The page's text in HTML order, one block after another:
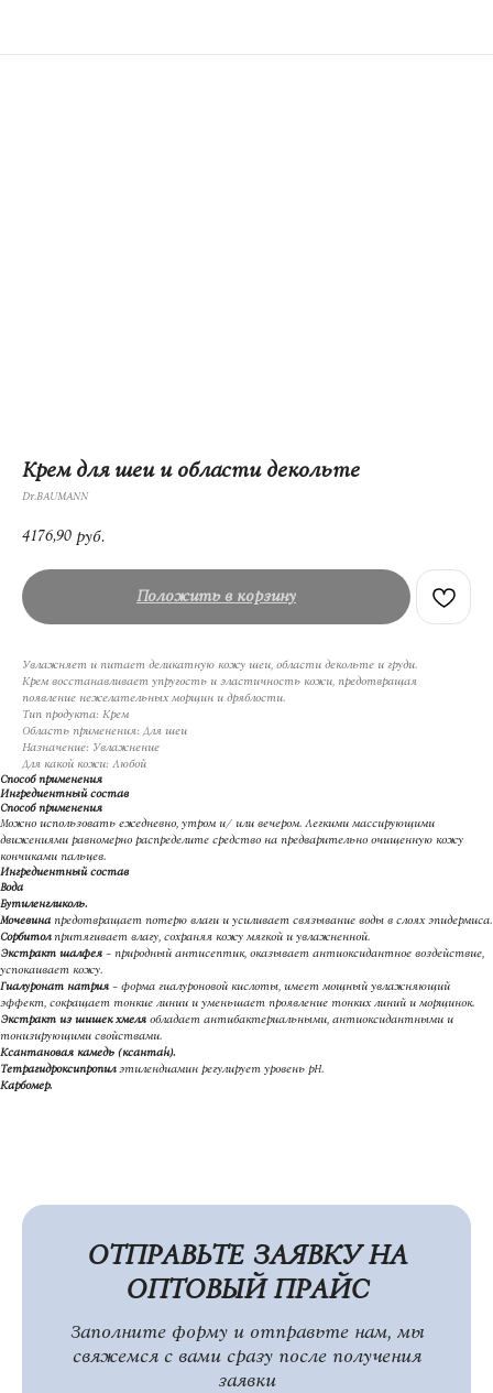
Крем для шеи и области декольте
Dr.BAUMANN
4176,90 руб.
Положить в корзину
Увлажняет и питает деликатную кожу шеи, области декольте и груди.
Крем восстанавливает упругость и эластичность кожи, предотвращая
появление нежелательных морщин и дряблости.
Тип продукта: Крем
Область применения: Для шеи
Назначение: Увлажнение
Для какой кожи: Любой
Способ применения
Ингредиентный состав
Способ применения
Можно использовать ежедневно, утром и/ или вечером. Легкими массирующими
движениями равномерно распределите средство на предварительно очищенную кожу
кончиками пальцев.
Ингредиентный состав
Вода
Бутиленгликоль.
Мочевина предотвращает потерю влаги и усиливает связывание воды в слоях эпидермиса.
Сорбитолпритягивает влагу, сохраняя кожу мягкой и увлажненной.
Экстракт шалфея – природный антисептик, оказывает антиоксидантное воздействие,
успокаивает кожу.
Гиалуронат натрия – форма гиалуроновой кислоты, имеет мощный увлажняющий
эффект, сокращает тонкие линии и уменьшает проявление тонких линий и морщинок.
Экстракт из шишек хмеля обладает антибактериальными, антиоксидантными и
тонизирующими свойствами.
Ксантановая камедь (ксанта́н).
Тетрагидроксипропилэтилендиамин регулирует уровень pH.
Карбомер.
ОТПРАВЬТЕ ЗАЯВКУ НА
ОПТОВЫЙ ПРАЙС
Заполните форму и отправьте нам, мы
свяжемся с вами сразу после получения
заявки